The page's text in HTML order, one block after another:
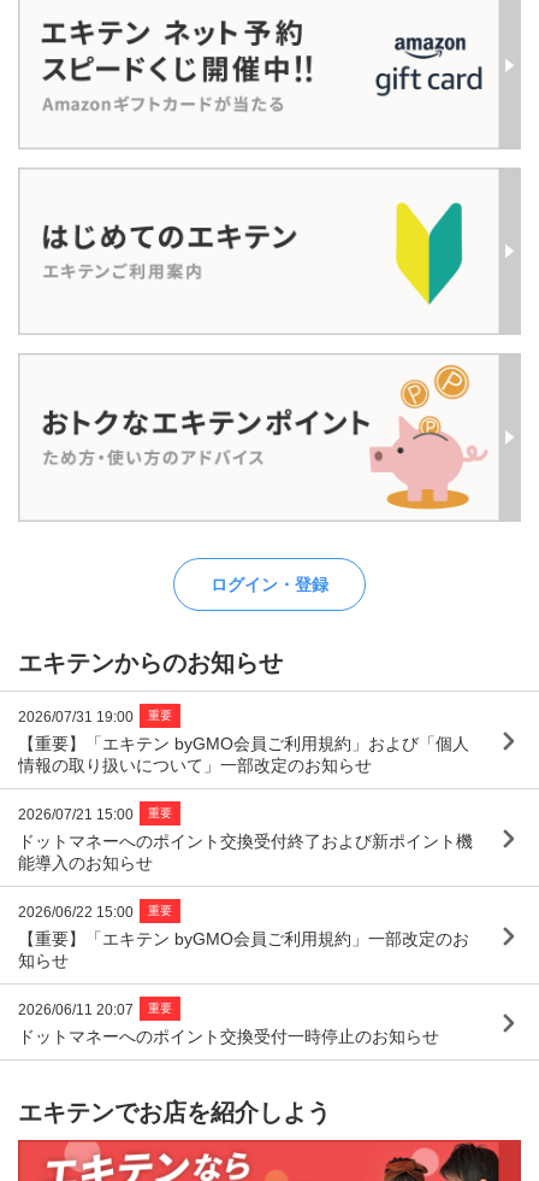
ログイン・登録
エキテンからのお知らせ
2026/07/31 19:00 重要
【重要】「エキテン byGMO会員ご利用規約」および「個人
情報の取り扱いについて」一部改定のお知らせ
2026/07/21 15:00 重要
ドットマネーへのポイント交換受付終了および新ポイント機
能導入のお知らせ
2026/06/22 15:00 重要
【重要】「エキテン byGMO会員ご利用規約」一部改定のお
知らせ
2026/06/11 20:07 重要
ドットマネーへのポイント交換受付一時停止のお知らせ
エキテンでお店を紹介しよう